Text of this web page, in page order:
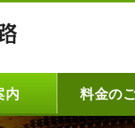
内 料金の